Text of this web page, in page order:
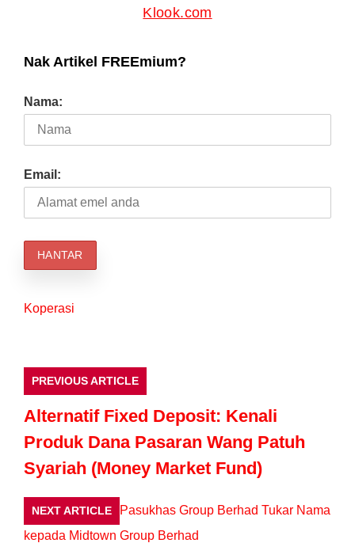
Klook.com
Nak Artikel FREEmium?
Nama:
Email:
Koperasi
PREVIOUS ARTICLE
Alternatif Fixed Deposit: Kenali
Produk Dana Pasaran Wang Patuh
Syariah (Money Market Fund)
NEXT ARTICLE
Pasukhas Group Berhad Tukar Nama
kepada Midtown Group Berhad